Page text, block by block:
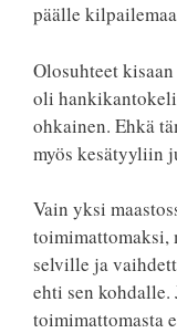
päälle
Olosuhteet
oli
ohkainen. Ehkä
myös kesätyyliin
Vain yksi
toimimattomaksi,
selville ja
ehti sen
toimimattomasta